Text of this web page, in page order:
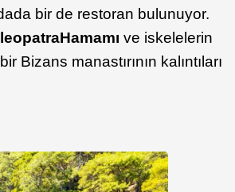
bir de restoran bulunuyor.
Hamamı ve iskelelerin
Bizans manastırının kalıntıları